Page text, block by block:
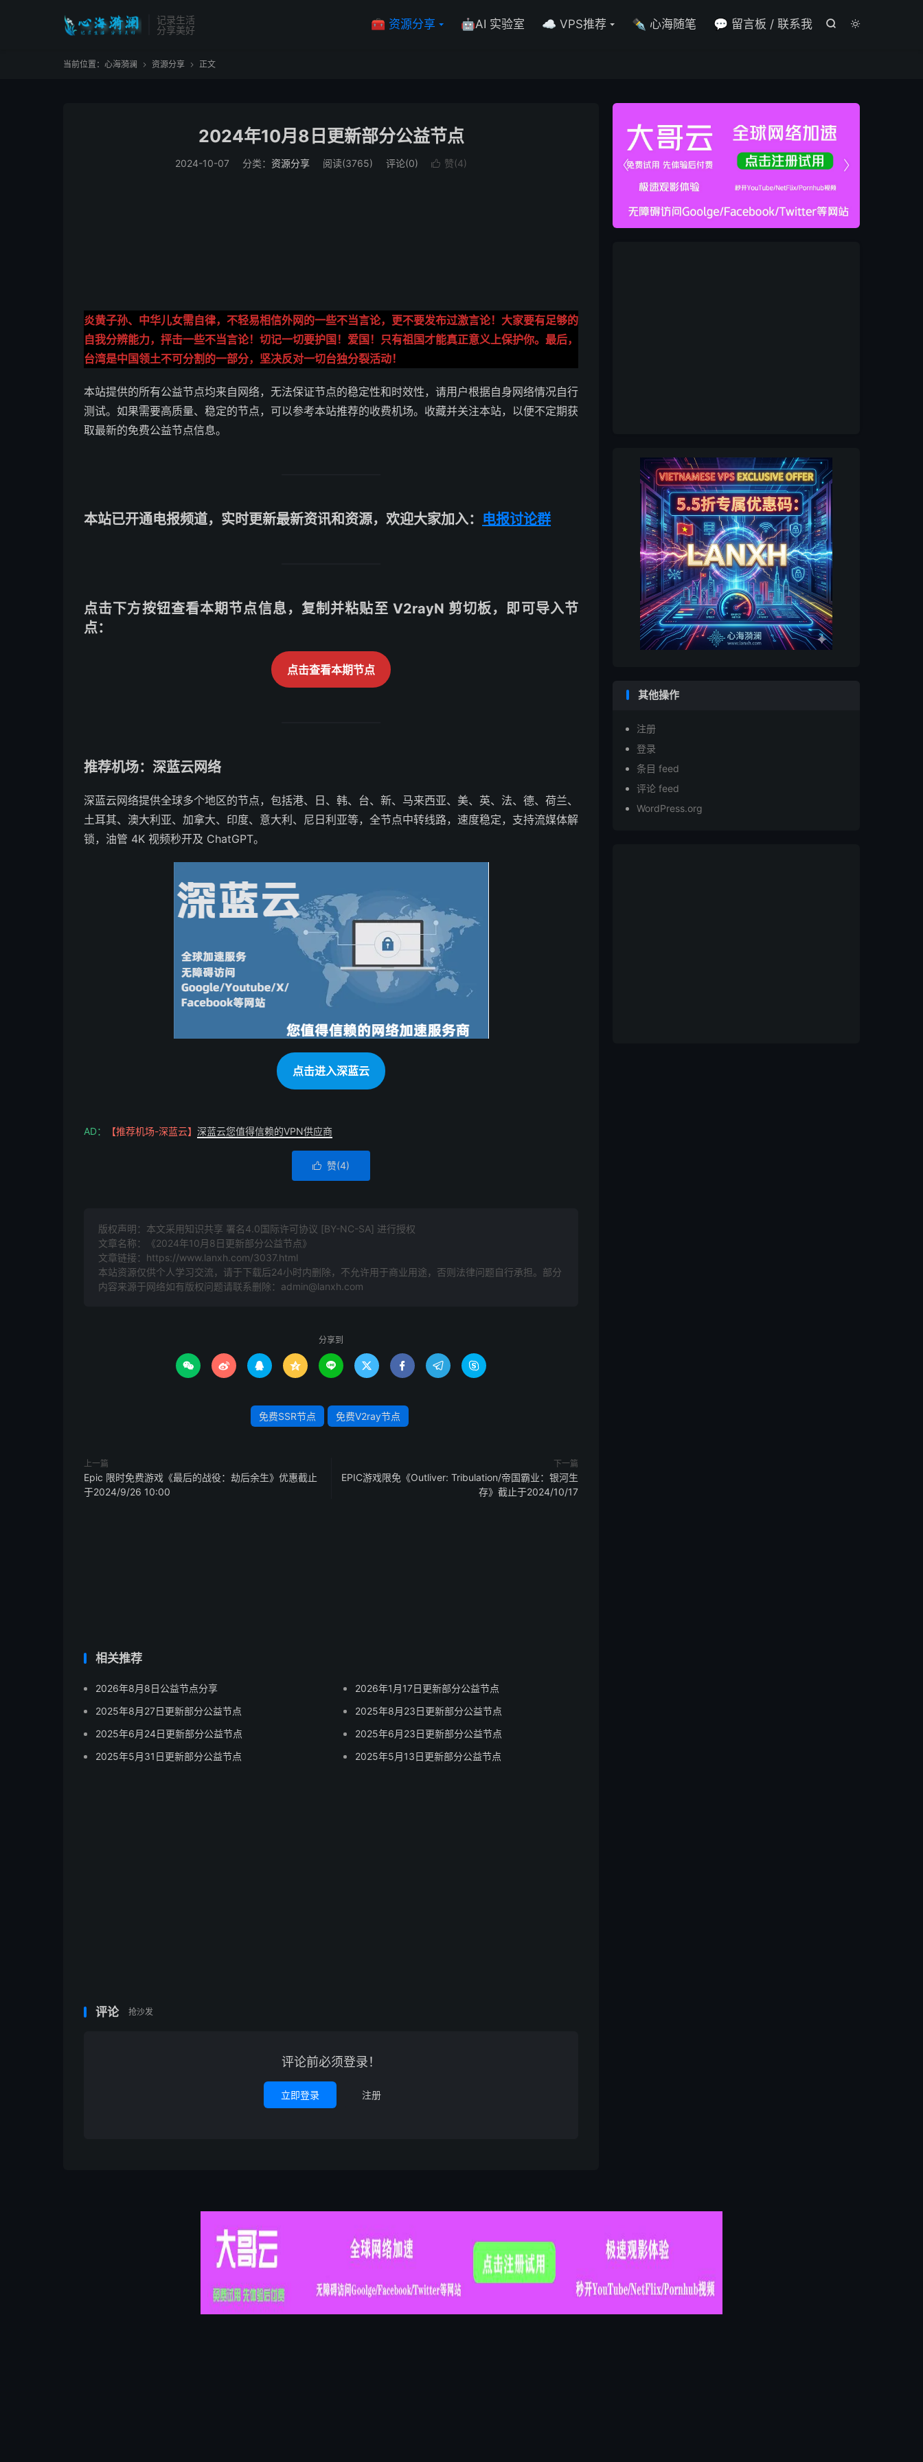
记录生活
分享美好


🧰 资源分享 🤖AI 实验室 ☁️ VPS推荐 ✒️ 心海随笔 💬 留言板 / 联系我
当前位置： 心海漪澜  资源分享  正文
2024年10月8日更新部分公益节点
2024-10-07 分类： 资源分享 阅读(3765) 评论(0)  赞(4)
炎黄子孙、中华儿女需自律，不轻易相信外网的一些不当言论，更不要发布过激言论！大家要有足够的
自我分辨能力，抨击一些不当言论！切记一切要护国！爱国！只有祖国才能真正意义上保护你。最后，
台湾是中国领土不可分割的一部分，坚决反对一切台独分裂活动！
本站提供的所有公益节点均来自网络，无法保证节点的稳定性和时效性，请用户根据自身网络情况自行
测试。如果需要高质量、稳定的节点，可以参考本站推荐的收费机场。收藏并关注本站，以便不定期获
取最新的免费公益节点信息。
本站已开通电报频道，实时更新最新资讯和资源，欢迎大家加入： 电报讨论群
点击下方按钮查看本期节点信息，复制并粘贴至 V2rayN 剪切板，即可导入节
点：
点击查看本期节点
推荐机场：深蓝云网络
深蓝云网络提供全球多个地区的节点，包括港、日、韩、台、新、马来西亚、美、英、法、德、荷兰、
土耳其、澳大利亚、加拿大、印度、意大利、尼日利亚等，全节点中转线路，速度稳定，支持流媒体解
锁，油管 4K 视频秒开及 ChatGPT。
点击进入深蓝云
AD： 【推荐机场-深蓝云】 深蓝云您值得信赖的VPN供应商
 赞(4)
版权声明：本文采用知识共享 署名4.0国际许可协议 [BY-NC-SA] 进行授权
文章名称：《2024年10月8日更新部分公益节点》
文章链接： https://www.lanxh.com/3037.html
本站资源仅供个人学习交流，请于下载后24小时内删除，不允许用于商业用途，否则法律问题自行承担。部分
内容来源于网络如有版权问题请联系删除：admin@lanxh.com
分享到
        
免费SSR节点 免费V2ray节点
上一篇
Epic 限时免费游戏《最后的战役：劫后余生》优惠截止
于2024/9/26 10:00
下一篇
EPIC游戏限免《Outliver: Tribulation/帝国霸业：银河生
存》截止于2024/10/17
相关推荐
2026年8月8日公益节点分享
2026年1月17日更新部分公益节点
2025年8月27日更新部分公益节点
2025年8月23日更新部分公益节点
2025年6月24日更新部分公益节点
2025年6月23日更新部分公益节点
2025年5月31日更新部分公益节点
2025年5月13日更新部分公益节点
评论 抢沙发
评论前必须登录！
立即登录 注册


其他操作
注册
登录
条目 feed
评论 feed
WordPress.org